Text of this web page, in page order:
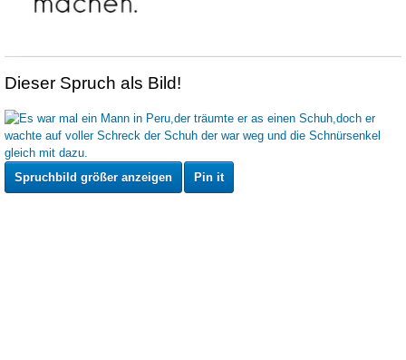
Dieser Spruch als Bild!
Spruchbild größer anzeigen Pin it